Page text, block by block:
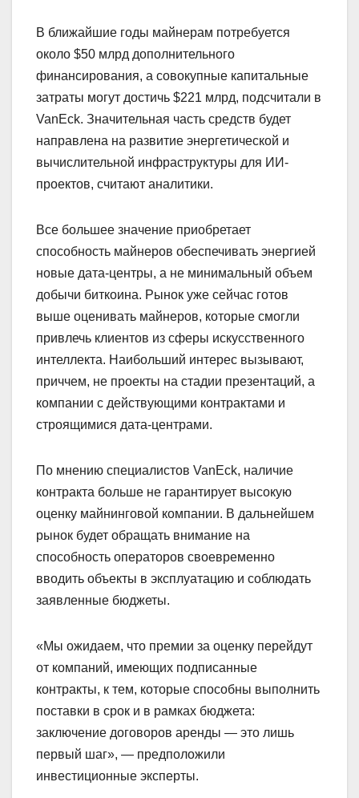
В ближайшие годы майнерам потребуется
около $50 млрд дополнительного
финансирования, а совокупные капитальные
затраты могут достичь $221 млрд, подсчитали в
VanEck. Значительная часть средств будет
направлена на развитие энергетической и
вычислительной инфраструктуры для ИИ-
проектов, считают аналитики.
Все большее значение приобретает
способность майнеров обеспечивать энергией
новые дата-центры, а не минимальный объем
добычи биткоина. Рынок уже сейчас готов
выше оценивать майнеров, которые смогли
привлечь клиентов из сферы искусственного
интеллекта. Наибольший интерес вызывают,
приччем, не проекты на стадии презентаций, а
компании с действующими контрактами и
строящимися дата-центрами.
По мнению специалистов VanEck, наличие
контракта больше не гарантирует высокую
оценку майнинговой компании. В дальнейшем
рынок будет обращать внимание на
способность операторов своевременно
вводить объекты в эксплуатацию и соблюдать
заявленные бюджеты.
«Мы ожидаем, что премии за оценку перейдут
от компаний, имеющих подписанные
контракты, к тем, которые способны выполнить
поставки в срок и в рамках бюджета:
заключение договоров аренды — это лишь
первый шаг», — предположили
инвестиционные эксперты.